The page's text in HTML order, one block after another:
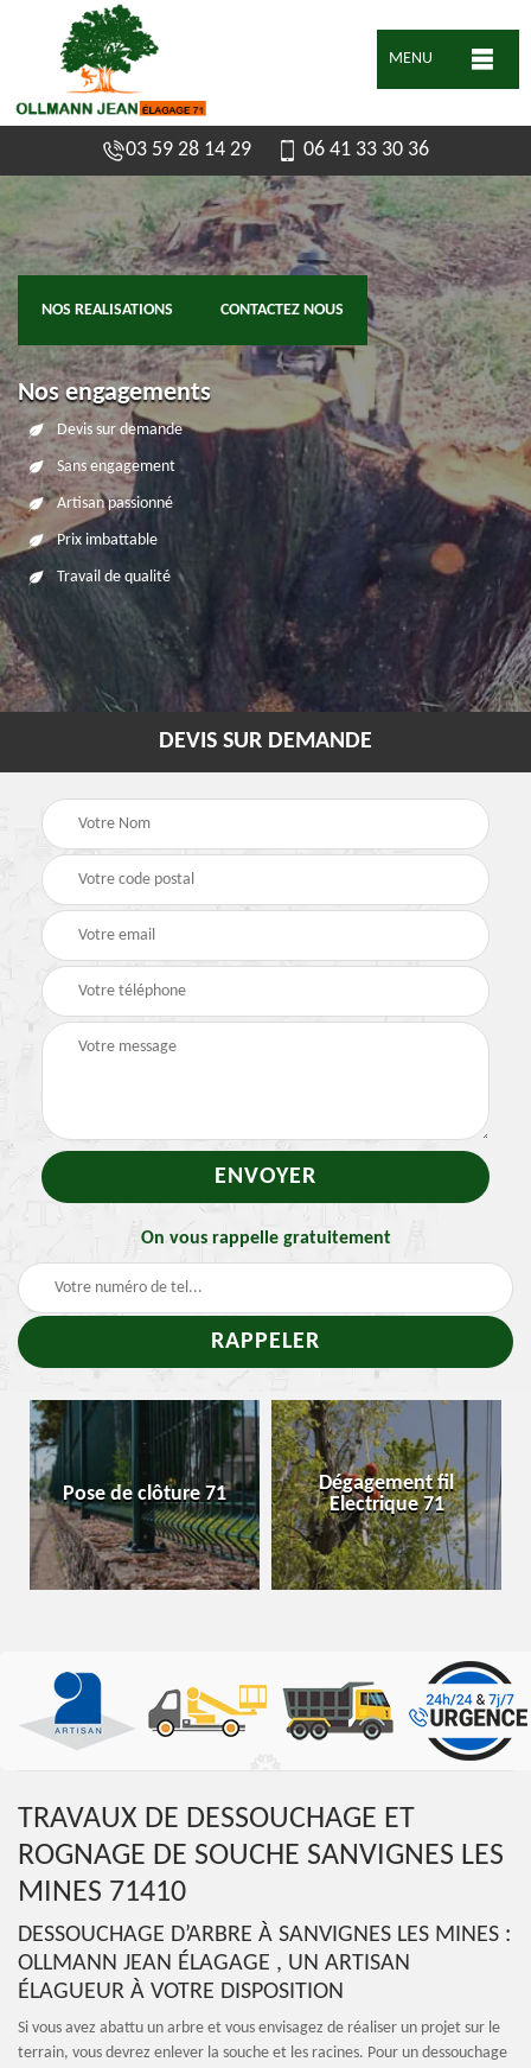
MENU
03 59 28 14 29 06 41 33 30 36
NOS REALISATIONS CONTACTEZ NOUS
Nos engagements
Devis sur demande
Sans engagement
Artisan passionné
Prix imbattable
Travail de qualité
DEVIS SUR DEMANDE
On vous rappelle gratuitement
Pose de clôture 71
Dégagement fil
Electrique 71
TRAVAUX DE DESSOUCHAGE ET
ROGNAGE DE SOUCHE SANVIGNES LES
MINES 71410
DESSOUCHAGE D’ARBRE À SANVIGNES LES MINES :
OLLMANN JEAN ÉLAGAGE , UN ARTISAN
ÉLAGUEUR À VOTRE DISPOSITION
Si vous avez abattu un arbre et vous envisagez de réaliser un projet sur le
terrain, vous devrez enlever la souche et les racines. Pour un dessouchage